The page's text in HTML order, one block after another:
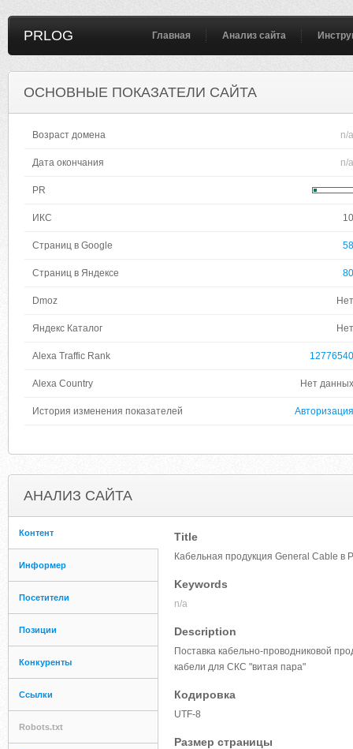
PRLOG Главная Анализ сайта
ОСНОВНЫЕ ПОКАЗАТЕЛИ САЙТА
Возраст домена n/a
Дата окончания n/a
PR
ИКС 10
Страниц в Google 58
Страниц в Яндексе 80
Dmoz Нет
Яндекс Каталог Нет
Alexa Traffic Rank 12776540
Alexa Country Нет данных
История изменения показателей Авторизация
АНАЛИЗ САЙТА
Контент
Информер
Посетители
Позиции
Конкуренты
Ссылки
Robots.txt
Title
Кабельная продукция General Cable в
Keywords
n/a
Description
Поставка кабельно-проводниковой
кабели для СКС "витая пара"
Кодировка
UTF-8
Размер страницы